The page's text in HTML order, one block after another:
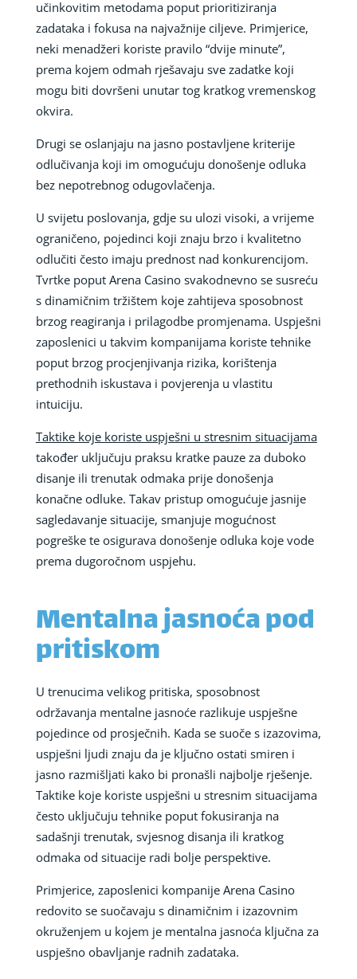
učinkovitim metodama poput prioritiziranja
zadataka i fokusa na najvažnije ciljeve. Primjerice,
neki menadžeri koriste pravilo “dvije minute”,
prema kojem odmah rješavaju sve zadatke koji
mogu biti dovršeni unutar tog kratkog vremenskog
okvira.
Drugi se oslanjaju na jasno postavljene kriterije
odlučivanja koji im omogućuju donošenje odluka
bez nepotrebnog odugovlačenja.
U svijetu poslovanja, gdje su ulozi visoki, a vrijeme
ograničeno, pojedinci koji znaju brzo i kvalitetno
odlučiti često imaju prednost nad konkurencijom.
Tvrtke poput Arena Casino svakodnevno se susreću
s dinamičnim tržištem koje zahtijeva sposobnost
brzog reagiranja i prilagodbe promjenama. Uspješni
zaposlenici u takvim kompanijama koriste tehnike
poput brzog procjenjivanja rizika, korištenja
prethodnih iskustava i povjerenja u vlastitu
intuiciju.
Taktike koje koriste uspješni u stresnim situacijama
također uključuju praksu kratke pauze za duboko
disanje ili trenutak odmaka prije donošenja
konačne odluke. Takav pristup omogućuje jasnije
sagledavanje situacije, smanjuje mogućnost
pogreške te osigurava donošenje odluka koje vode
prema dugoročnom uspjehu.
Mentalna jasnoća pod
pritiskom
U trenucima velikog pritiska, sposobnost
održavanja mentalne jasnoće razlikuje uspješne
pojedince od prosječnih. Kada se suoče s izazovima,
uspješni ljudi znaju da je ključno ostati smiren i
jasno razmišljati kako bi pronašli najbolje rješenje.
Taktike koje koriste uspješni u stresnim situacijama
često uključuju tehnike poput fokusiranja na
sadašnji trenutak, svjesnog disanja ili kratkog
odmaka od situacije radi bolje perspektive.
Primjerice, zaposlenici kompanije Arena Casino
redovito se suočavaju s dinamičnim i izazovnim
okruženjem u kojem je mentalna jasnoća ključna za
uspješno obavljanje radnih zadataka.